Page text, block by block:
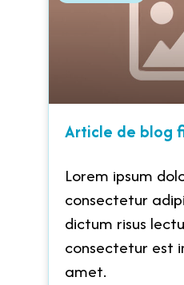
Article de blog
Lorem ipsum
consectetur
dictum risus
consectetur est
amet.